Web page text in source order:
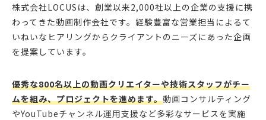
株式会社LOCUSは、創業以来2,000社以上の企業の支援に携
わってきた動画制作会社です。経験豊富な営業担当によるて
いねいなヒアリングからクライアントのニーズにあった企画
を提案しています。
優秀な800名以上の動画クリエイターや技術スタッフがチー
ムを組み、プロジェクトを進めます。動画コンサルティング
やYouTubeチャンネル運用支援など多彩なサービスを実施